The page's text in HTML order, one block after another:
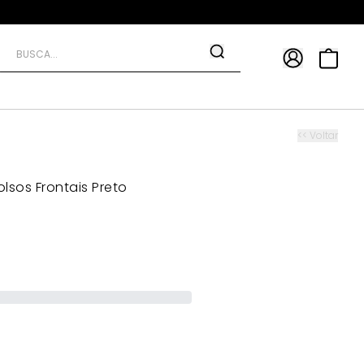
<< Voltar
Frontais Preto